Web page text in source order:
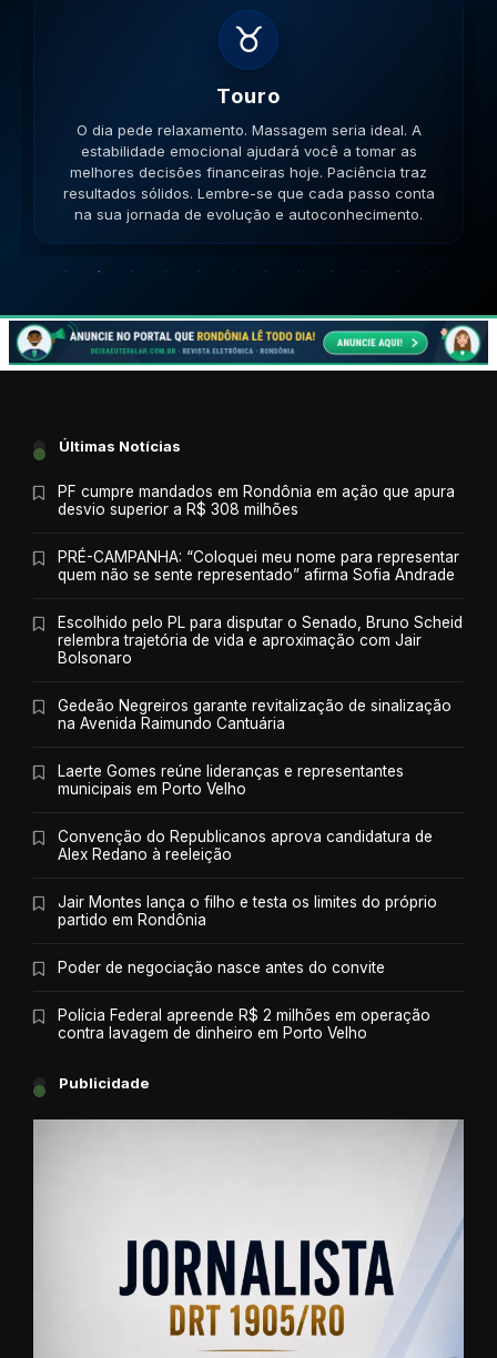
♊
Gemeos
O dia pede movimento. Caminhe, corra, pedale. A
versatilidade é seu ponto forte; use-a para resolver
impasses de forma criativa. A versatilidade ajudará no
sucesso. Lembre-se que cada passo conta na sua
jornada de evolução e autoconhecimento.
Últimas Notícias
PF cumpre mandados em Rondônia em ação que apura
desvio superior a R$ 308 milhões
PRÉ-CAMPANHA: “Coloquei meu nome para representar
quem não se sente representado” afirma Sofia Andrade
Escolhido pelo PL para disputar o Senado, Bruno Scheid
relembra trajetória de vida e aproximação com Jair
Bolsonaro
Gedeão Negreiros garante revitalização de sinalização
na Avenida Raimundo Cantuária
Laerte Gomes reúne lideranças e representantes
municipais em Porto Velho
Convenção do Republicanos aprova candidatura de
Alex Redano à reeleição
Jair Montes lança o filho e testa os limites do próprio
partido em Rondônia
Poder de negociação nasce antes do convite
Polícia Federal apreende R$ 2 milhões em operação
contra lavagem de dinheiro em Porto Velho
Publicidade